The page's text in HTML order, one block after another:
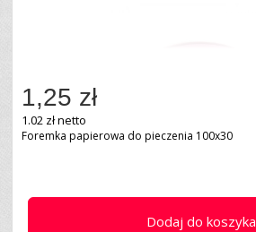
Dodaj do koszyka
1,25 zł
1.02 zł netto
Foremka papierowa do pieczenia 100x30